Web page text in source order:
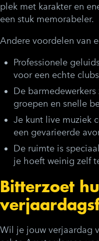
plek met karakter en
een stuk memorabeler.
Andere voordelen van
Professionele
voor een echte
De
groepen en snelle
Je kunt live muziek
een gevarieerde
De ruimte is
je hoeft weinig zelf
Bitterzoet
Wil je jouw verjaardag